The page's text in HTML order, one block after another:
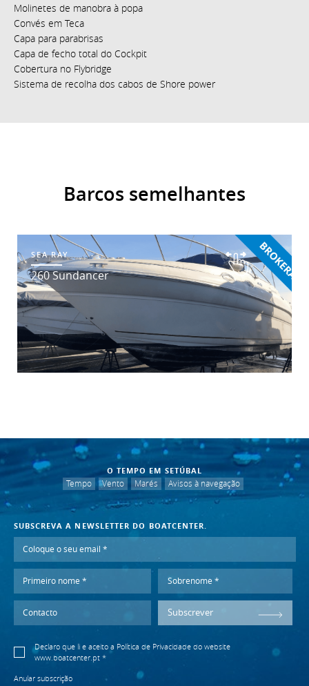
Molinetes de manobra à popa
Convés em Teca
Capa para parabrisas
Capa de fecho total do Cockpit
Cobertura no Flybridge
Sistema de recolha dos cabos de Shore power
Barcos semelhantes
SEA RAY
260 Sundancer
O TEMPO EM SETÚBAL
Tempo
Vento Marés Avisos à navegação
SUBSCREVA A NEWSLETTER DO BOATCENTER.
Subscrever
Declaro que li e aceito a Política de Privacidadedo website
www.boatcenter.pt *
Anular subscrição